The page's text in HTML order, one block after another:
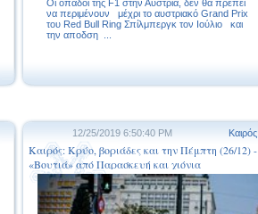
Οι οπαδοί της F1 στην Αυστρία, δεν θα πρέπει
να περιμένουν μέχρι το αυστριακό Grand Prix
του Red Bull Ring Σπίλμπεργκ τον Ιούλιο και
την αποδση ...
12/25/2019 6:50:40 PM Καιρός
Καιρός: Κρύο, βοριάδες και την Πέμπτη (26/12) -
«Βουτιά» από Παρασκευή και χιόνια